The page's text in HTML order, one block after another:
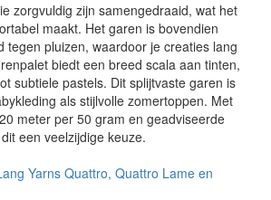
zorgvuldig zijn samengedraaid, wat het
maakt. Het garen is bovendien
tegen pluizen, waardoor je creaties lang
biedt een breed scala aan tinten,
subtiele pastels. Dit splijtvaste garen is
als stijlvolle zomertoppen. Met
meter per 50 gram en geadviseerde
een veelzijdige keuze.
Yarns Quattro, Quattro Lame en